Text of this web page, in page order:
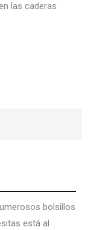
las caderas
bolsillos
está al